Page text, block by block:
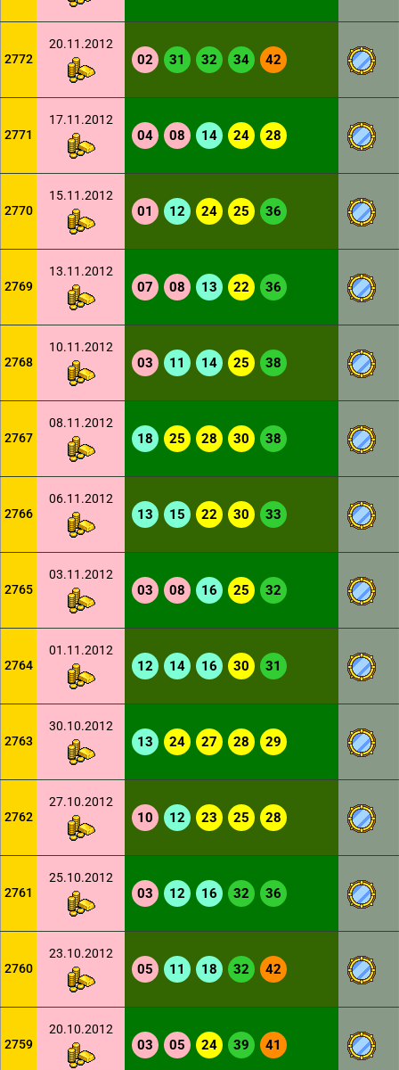
2772
20.11.2012
02 31 32 34 42
2771
17.11.2012
04 08 14 24 28
2770
15.11.2012
01 12 24 25 36
2769
13.11.2012
07 08 13 22 36
2768
10.11.2012
03 11 14 25 38
2767
08.11.2012
18 25 28 30 38
2766
06.11.2012
13 15 22 30 33
2765
03.11.2012
03 08 16 25 32
2764
01.11.2012
12 14 16 30 31
2763
30.10.2012
13 24 27 28 29
2762
27.10.2012
10 12 23 25 28
2761
25.10.2012
03 12 16 32 36
2760
23.10.2012
05 11 18 32 42
2759
20.10.2012
03 05 24 39 41